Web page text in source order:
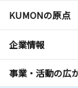
KUMONの原点
企業情報
事業・活動の広